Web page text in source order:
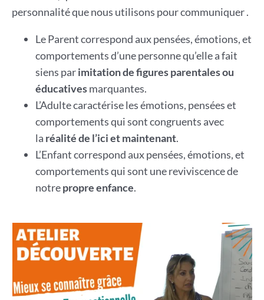
personnalité que nous utilisons pour communiquer .
Le Parent correspond aux pensées, émotions, et
comportements d’une personne qu’elle a fait
siens parimitation de figures parentales ou
éducativesmarquantes.
L’Adulte caractérise les émotions, pensées et
comportements qui sont congruents avec
la réalité de l’ici et maintenant.
L’Enfant correspond aux pensées, émotions, et
comportements qui sont une reviviscence de
notrepropre enfance.